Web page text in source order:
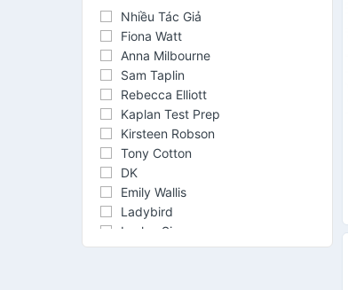
Nhiều Tác Giả
Fiona Watt
Anna Milbourne
Sam Taplin
Rebecca Elliott
Kaplan Test Prep
Kirsteen Robson
Tony Cotton
DK
Emily Wallis
Ladybird
Lesley Sims
Robert Louis Stevenson